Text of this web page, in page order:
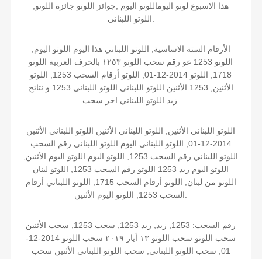
هذا الاسبوع لوتو اليوماللوتو اليوم ,جوائز اللوتو جائزة اللوتو,
الأرقام الستة الاساسية, اللوتو اللبناني هذا اليوم اللوتو اليوم,
اللوتو 1253 عو رقم سحب اللوتو ١٢٥٣ بالحرف العربية اللوتو
1718, اللوتو 2014-12-01, اللوتو أرقام السحب 1253, اللوتو
الأثنين, 1253 الأثنين اللوتو اللبناني اللوتو اللبناني 1253 و نتائج
اللوتو اللبناني الأثنين, اللوتو اللبناني الأثنين اللوتو اللبناني الأثنين
2014-12-01, اللوتو اللبناني اليوم اللوتو اللبناني رقم السحب
اللوتو اللبناني رقم السحب 1253, اللوتو اليوم اللوتو اليوم الأثنين,
اللوتو اليوم زيد 1253 اللوتو رقم السحب 1253, اللوتو لبنان
اللوتو من لبنان, اللوتو أرقام السحب 1715, اللوتو اللبناني أرقام
رقم السحب: 1253, زيد, زيد 1253, سحب 1253, سحب الأثنين
سحب اللوتو سحب اللوتو ١٣ أيار ٢٠١٩ سحب اللوتو 2014-12-
01, سحب اللوتو اللبناني, سحب اللوتو اللبناني الأثنين سحب